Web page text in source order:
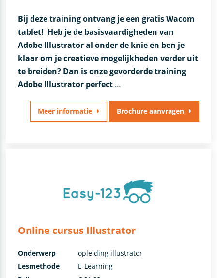
Bij deze training ontvang je een gratis Wacom
tablet! Heb je de basisvaardigheden van
Adobe Illustrator al onder de knie en ben je
klaar om je creatieve mogelijkheden verder uit
te breiden? Dan is onze gevorderde training
Adobe Illustrator perfect …
Meer informatie Brochure aanvragen
Online cursus Illustrator
Onderwerp
opleiding illustrator
Lesmethode
E-Learning